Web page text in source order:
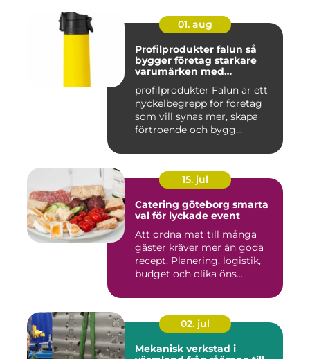
01. aug
Profilprodukter falun så
bygger företag starkare
varumärken med
profilprodukter Falun är ett
nyckelbegrepp för företag
som vill synas mer, skapa
förtroende och bygg...
15. jul
Catering göteborg smarta
val för lyckade event
Att ordna mat till många
gäster kräver mer än goda
recept. Planering, logistik,
budget och olika öns...
02. jul
Mekanisk verkstad i